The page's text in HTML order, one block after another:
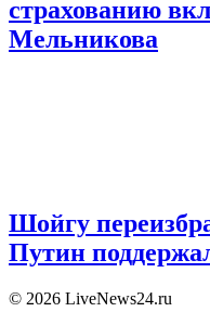
страхованию
Мельникова
Шойгу
Путин
© 2026 LiveNews24.ru